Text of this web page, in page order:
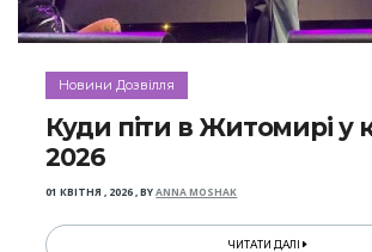
Новини Дозвілля
Куди піти в Житомирі у
2026
01 КВІТНЯ , 2026,BYANNA MOSHAK
ЧИТАТИ ДАЛІ